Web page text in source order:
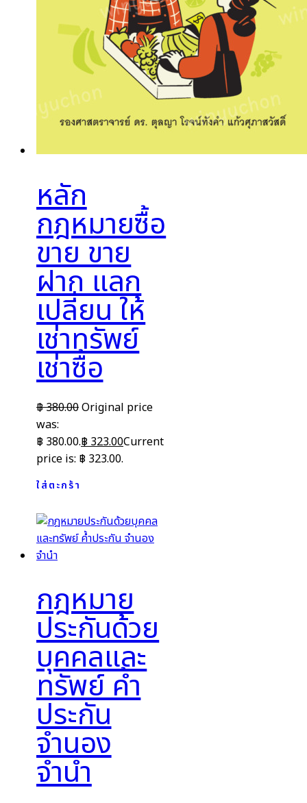
หลัก
กฎหมายซื้อ
ขาย ขาย
ฝาก แลก
เปลี่ยน ให้
เช่าทรัพย์
เช่าซื้อ
฿380.00Original price
was:
฿ 380.00.฿323.00Current
price is: ฿ 323.00.
ใส่ตะกร้า
กฎหมาย
ประกันด้วย
บุคคลและ
ทรัพย์ ค้ำ
ประกัน
จำนอง
จำนำ